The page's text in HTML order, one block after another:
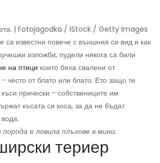
| Fotojagodka / iStock / Getty Images
са известни повече с външния си вид и как
изложби, пудели някога са били
на птици които бяха свалени от
често от блато или блато. Ето защо те
прически - собствениците им
късата си коса, за да не бъдат
порода е ловила плъхове в мини.
териер